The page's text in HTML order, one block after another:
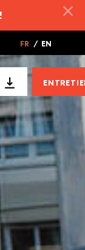
FR / EN